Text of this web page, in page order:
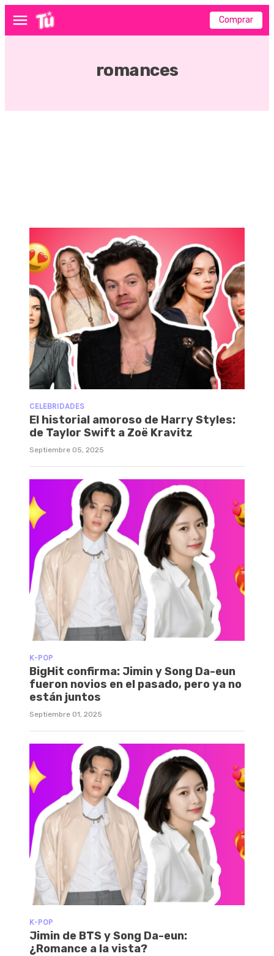
Menú Comprar
romances
CELEBRIDADES
El historial amoroso de Harry Styles:
de Taylor Swift a Zoë Kravitz
Septiembre 05, 2025
K-POP
BigHit confirma: Jimin y Song Da-eun
fueron novios en el pasado, pero ya no
están juntos
Septiembre 01, 2025
K-POP
Jimin de BTS y Song Da-eun:
¿Romance a la vista?